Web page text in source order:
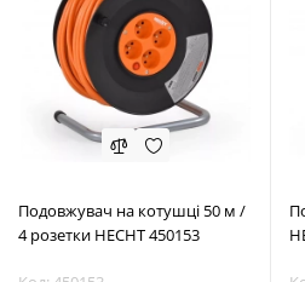
Подовжувач на котушці 50 м /
4 розетки HECHT 450153